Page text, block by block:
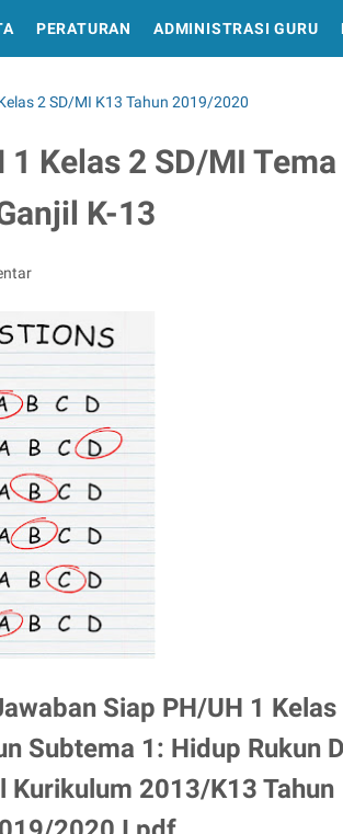
PERATURAN ADMINISTRASI GURU
2 SD/MI K13 Tahun 2019/2020
Kelas 2 SD/MI Tema
K-13
Siap PH/UH 1 Kelas
Subtema 1: Hidup Rukun
Kurikulum 2013/K13 Tahun